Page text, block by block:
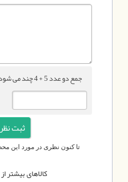
جمع دو عدد 5 + 4 چند می شود؟
تا کنون نظری در مورد این
کالاهای بیشتر